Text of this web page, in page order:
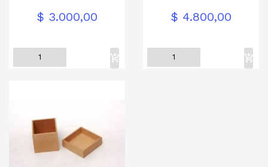
Precio$ 3.000,00 Precio$ 4.800,00